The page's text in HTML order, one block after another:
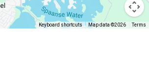
Keyboard shortcuts Map data ©2026 Terms